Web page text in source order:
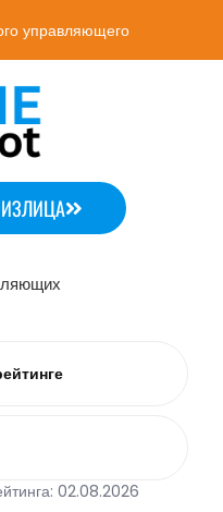
управляющего
02.08.2026